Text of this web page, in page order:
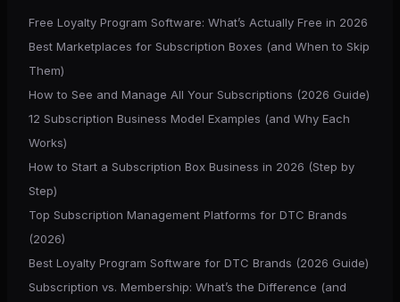
Free Loyalty Program Software: What’s Actually Free in 2026
Best Marketplaces for Subscription Boxes (and When to Skip
Them)
How to See and Manage All Your Subscriptions (2026 Guide)
12 Subscription Business Model Examples (and Why Each
Works)
How to Start a Subscription Box Business in 2026 (Step by
Step)
Top Subscription Management Platforms for DTC Brands
(2026)
Best Loyalty Program Software for DTC Brands (2026 Guide)
Subscription vs. Membership: What’s the Difference (and